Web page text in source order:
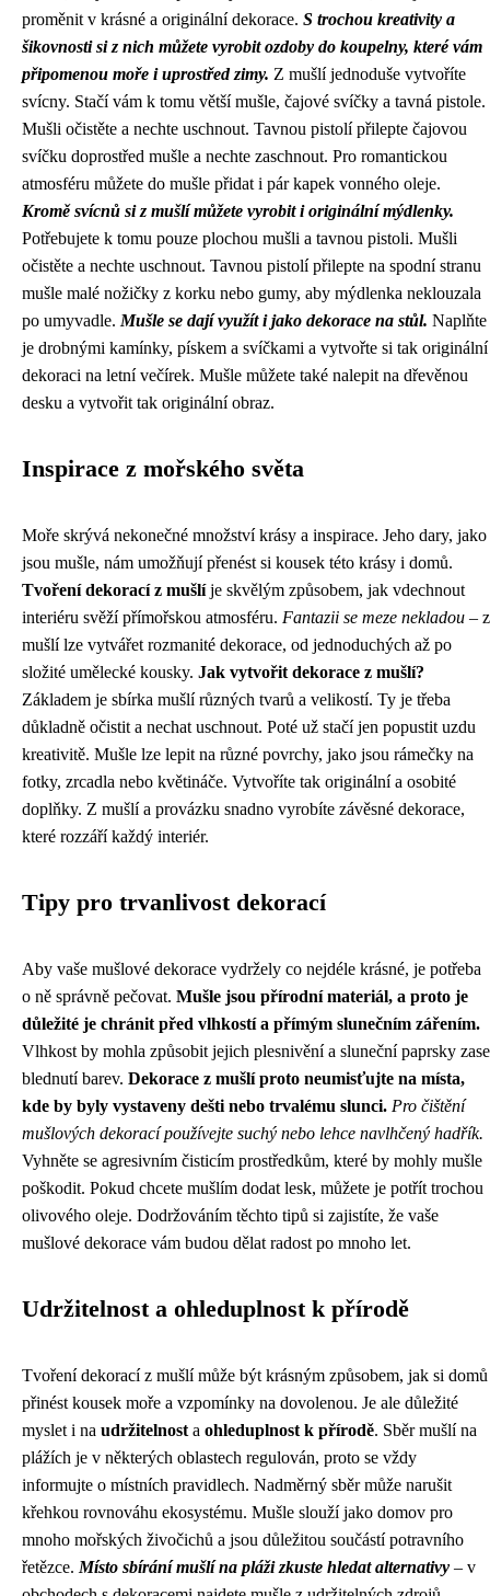
proměnit v krásné a originální dekorace. S trochou kreativity a
šikovnosti si z nich můžete vyrobit ozdoby do koupelny, které vám
připomenou moře i uprostřed zimy. Z mušlí jednoduše vytvoříte
svícny. Stačí vám k tomu větší mušle, čajové svíčky a tavná pistole.
Mušli očistěte a nechte uschnout. Tavnou pistolí přilepte čajovou
svíčku doprostřed mušle a nechte zaschnout. Pro romantickou
atmosféru můžete do mušle přidat i pár kapek vonného oleje.
Kromě svícnů si z mušlí můžete vyrobit i originální mýdlenky.
Potřebujete k tomu pouze plochou mušli a tavnou pistoli. Mušli
očistěte a nechte uschnout. Tavnou pistolí přilepte na spodní stranu
mušle malé nožičky z korku nebo gumy, aby mýdlenka neklouzala
po umyvadle. Mušle se dají využít i jako dekorace na stůl. Naplňte
je drobnými kamínky, pískem a svíčkami a vytvořte si tak originální
dekoraci na letní večírek. Mušle můžete také nalepit na dřevěnou
desku a vytvořit tak originální obraz.
Inspirace z mořského světa
Moře skrývá nekonečné množství krásy a inspirace. Jeho dary, jako
jsou mušle, nám umožňují přenést si kousek této krásy i domů.
Tvoření dekorací z mušlíje skvělým způsobem, jak vdechnout
interiéru svěží přímořskou atmosféru. Fantazii se meze nekladou – z
mušlí lze vytvářet rozmanité dekorace, od jednoduchých až po
složité umělecké kousky. Jak vytvořit dekorace z mušlí?
Základem je sbírka mušlí různých tvarů a velikostí. Ty je třeba
důkladně očistit a nechat uschnout. Poté už stačí jen popustit uzdu
kreativitě. Mušle lze lepit na různé povrchy, jako jsou rámečky na
fotky, zrcadla nebo květináče. Vytvoříte tak originální a osobité
doplňky. Z mušlí a provázku snadno vyrobíte závěsné dekorace,
které rozzáří každý interiér.
Tipy pro trvanlivost dekorací
Aby vaše mušlové dekorace vydržely co nejdéle krásné, je potřeba
o ně správně pečovat. Mušle jsou přírodní materiál, a proto je
důležité je chránit před vlhkostí a přímým slunečním zářením.
Vlhkost by mohla způsobit jejich plesnivění a sluneční paprsky zase
blednutí barev. Dekorace z mušlí proto neumisťujte na místa,
kde by byly vystaveny dešti nebo trvalému slunci. Pro čištění
mušlových dekorací používejte suchý nebo lehce navlhčený hadřík.
Vyhněte se agresivním čisticím prostředkům, které by mohly mušle
poškodit. Pokud chcete mušlím dodat lesk, můžete je potřít trochou
olivového oleje. Dodržováním těchto tipů si zajistíte, že vaše
mušlové dekorace vám budou dělat radost po mnoho let.
Udržitelnost a ohleduplnost k přírodě
Tvoření dekorací z mušlí může být krásným způsobem, jak si domů
přinést kousek moře a vzpomínky na dovolenou. Je ale důležité
myslet i na udržitelnost a ohleduplnost k přírodě. Sběr mušlí na
plážích je v některých oblastech regulován, proto se vždy
informujte o místních pravidlech. Nadměrný sběr může narušit
křehkou rovnováhu ekosystému. Mušle slouží jako domov pro
mnoho mořských živočichů a jsou důležitou součástí potravního
řetězce. Místo sbírání mušlí na pláži zkuste hledat alternativy – v